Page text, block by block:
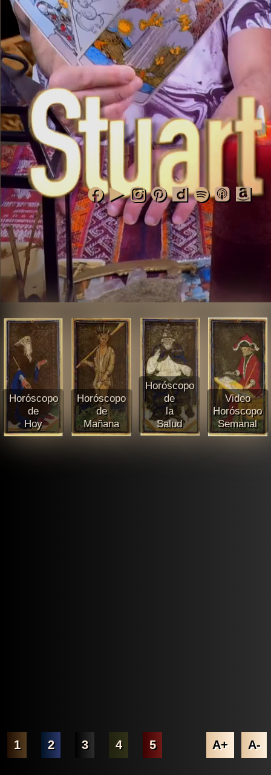
Horóscopo
de
Hoy
Horóscopo
de
Mañana
Horóscopo
de
la
Salud
Video
Horóscopo
Semanal
1 2 3 4 5 A+ A-